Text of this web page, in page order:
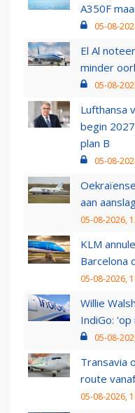
A350F
05-08-
El Al
minder
05-08-
Lufthansa
begin
plan B
05-08-
aan
05-08-2026,
KLM
Barcelona
05-08-2026,
Willie
IndiGo:
05-08-
Transavia
route
05-08-2026,